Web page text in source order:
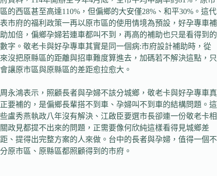
區的西區甚至高達110%，但偏鄉的大安僅28%、和平30%。這代
表市府的福利政策一再以原市區的使用情境為預設，好孕專車補
助加倍，偏鄉孕婦若連車都叫不到，再高的補助也只是看得到的
數字。敬老卡與好孕專車其實是同一個病:市府設計補助時，從
來沒把原縣區的距離與招車難度算進去，加碼若不解決這點，只
會讓原市區與原縣區的差距愈拉愈大。
周永鴻表示，照顧長者與孕婦不該分城鄉，敬老卡與好孕專車真
正要補的，是偏鄉長輩搭不到車、孕婦叫不到車的結構問題。這
些盧秀燕執政八年沒有解決、江啟臣要選市長卻連一份敬老卡相
關政見都提不出來的問題，正需要像何欣純這樣看得見城鄉差
距、提得出完整方案的人來做。台中的長者與孕婦，值得一個不
分原市區、原縣區都照顧得到的市府。